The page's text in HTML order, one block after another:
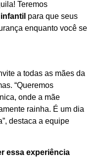
Teremos
para que seus
enquanto você se
a todas as mães da
“Queremos
onde a mãe
rainha. É um dia
destaca a equipe
essa experiência